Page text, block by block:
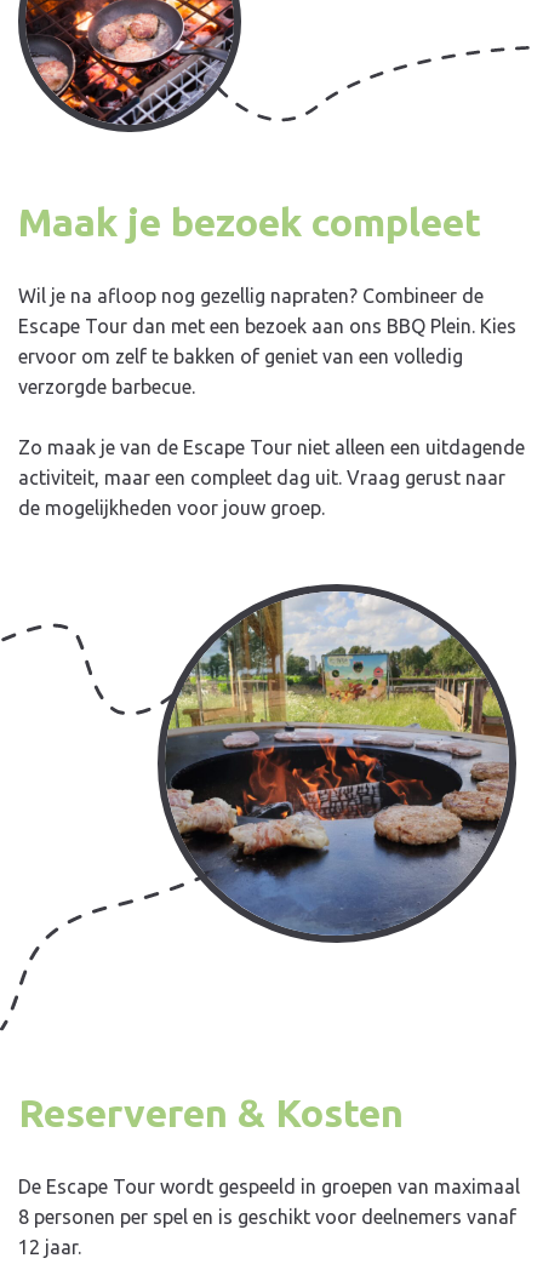
Maak je bezoek compleet
Wil je na afloop nog gezellig napraten? Combineer de
Escape Tour dan met een bezoek aan ons BBQ Plein. Kies
ervoor om zelf te bakken of geniet van een volledig
verzorgde barbecue.
Zo maak je van de Escape Tour niet alleen een uitdagende
activiteit, maar een compleet dag uit. Vraag gerust naar
de mogelijkheden voor jouw groep.
Reserveren & Kosten
De Escape Tour wordt gespeeld in groepen van maximaal
8 personen per spel en is geschikt voor deelnemers vanaf
12 jaar.